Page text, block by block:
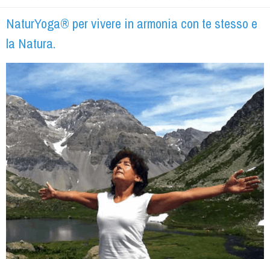
NaturYoga® per vivere in armonia con te stesso e
la Natura.